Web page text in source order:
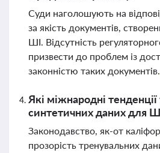
Суди наголошують на
за якість документів,
ШІ. Відсутність
призвести до проблем із
законністю таких документів.
Які міжнародні
синтетичних даних для
Законодавство, як-от
прозорість тренувальних